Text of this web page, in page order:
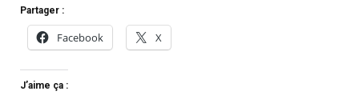
Partager :
Facebook X
J’aime ça :